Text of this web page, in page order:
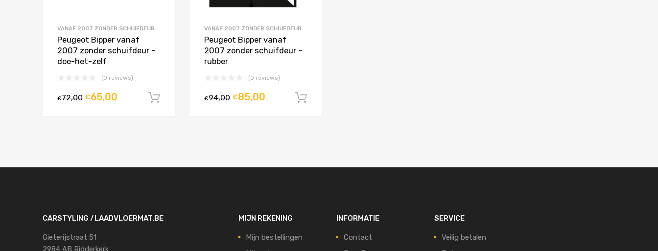
VANAF 2007 ZONDER SCHUIFDEUR
Peugeot Bipper vanaf
2007 zonder schuifdeur –
doe-het-zelf
(0 reviews)
€72,00 €65,00 In winkelwagen
VANAF 2007 ZONDER SCHUIFDEUR
Peugeot Bipper vanaf
2007 zonder schuifdeur –
rubber
(0 reviews)
€94,00 €85,00
CARSTYLING /LAADVLOERMAT.BE
Gieterijstraat 51
2984 AB Ridderkerk
MIJN REKENING
Mijn bestellingen
INFORMATIE
Contact
SERVICE
Veilig betalen